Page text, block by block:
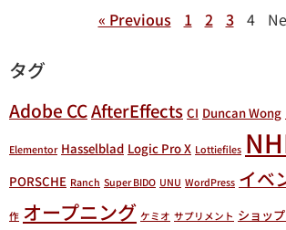
« Previous 1 2 3 4
タグ
Adobe CCAfterEffects CI Duncan Wong
Elementor Hasselblad Logic Pro X Lottiefiles
PORSCHE Ranch Super BIDO UNU WordPress イベ
作 オープニング ケミオ サプリメント ショッ